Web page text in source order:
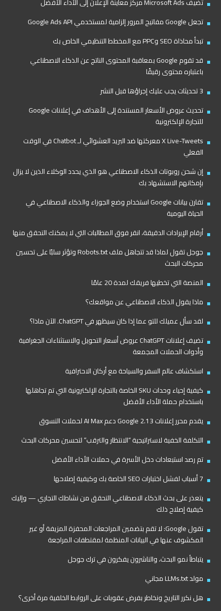
تجعل Google مفاتيح المرور إلزامية لمستخدمي Google Ads API
تبدأ محاذاة SEO وPPC مع المخطط التنظيمي الخاص بك
قد تقوم Google بمعاقبة المحتوى الناتج عن الذكاء الاصطناعي
باعتباره محتوى رقيقًا
3 تحديثات يجب عليك إجراؤها قبل النشر
تحديث عروض الأسعار المستندة إلى الأهداف في إعلانات Google
للتجارة الإلكترونية
X Live-Tweets معركتها ضد البريد العشوائي لـ Chatbot في الوقت
الفعلي
إن شحن روبوتات الذكاء الاصطناعي هو الذي يحدد الوكلاء الذين لا يزال
بإمكانهم الاستشهاد بك
تقارن بيانات Google استخدام وضع الجوزاء والذكاء الاصطناعي في
الحياة اليومية
أرقام الإيرادات الدقيقة، انقر فوق المطالبات التي لا يمكنك التحقق منها
جوجل تقول لماذا قد تتجاهل ملف Robots.txt وتؤثر سلبًا على تحسين
محركات البحث
المنصة التي تخطيها فريقك لمدة 20 عامًا
ماذا يقول الذكاء الاصطناعي عن مواقعك؟
لقد سأل عميلك للتو عما إذا كان سيظهر في ChatGPT. الآن ماذا؟
تضيف إعلانات ChatGPT عروض أسعار التحويل والاستثناءات الجغرافية
وأدوات الحملات المجمعة
استكشاف عالم السفر والسياحة مع أركان الاحترافية
كيفية إحياء وحدات SKU الخاصة بالتجارة الإلكترونية التي تم تجاهلها
باستخدام حملة الأداء الأفضل
يقدم محرر إعلانات Google 2.13 دعم AI Max لحملات التسوق
التكلفة الخفية لاستراتيجية “الانتظار والترقب” لتحسين محركات البحث
تم رصد استبعادات دخل الأسرة في حملات الأداء الأفضل
7 أسباب لفشل اختبارات SEO الخاصة بك وكيفية إصلاحها
يتعذر على بحث الذكاء الاصطناعي التحقق من نشاطك التجاري — وإليك
كيفية إصلاح ذلك
تقول Google: لا تقم بتضمين المراجعات المحفزة المزيفة أو غير
المكشوف عنها في البيانات المنظمة لمقتطفات المراجعة
يتباطأ نمو البحث، والناشرون يفكرون في ترك جوجل
مولد LLMs.txt مجاني
هل نكرر التاريخ ونخاطر بفرض عقوبات على الروابط الخلفية مرة أخرى؟